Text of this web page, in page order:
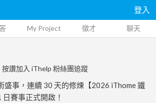
登入
My Project 徵才 聊天
按讚加入 iThelp 粉絲團追蹤
盛事，連續 30 天的修煉【2026 iThome 鐵
日賽事正式開啟！